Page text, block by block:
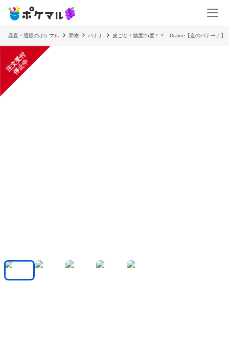
産直・通販のポケマル 果物 バナナ 皮ごと！糖度25度！？ Draine【金のバナーナ
注
文
受
付
停
止
中